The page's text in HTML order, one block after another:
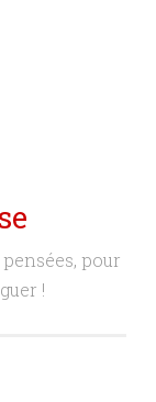
pour
!